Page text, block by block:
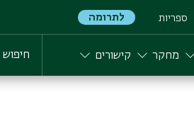
ספריות לתרומה
מחקר קישורים חיפוש